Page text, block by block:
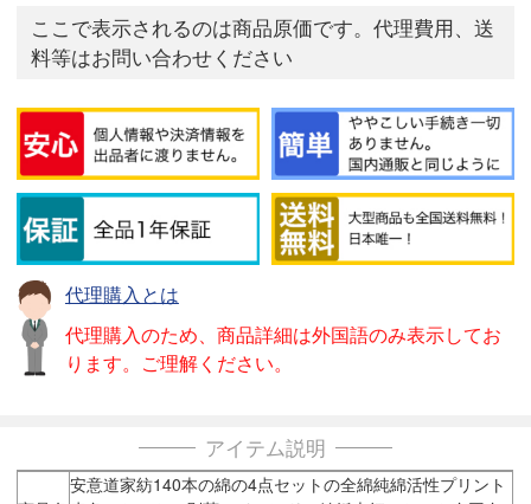
ここで表示されるのは商品原価です。代理費用、送
料等はお問い合わせください
代理購入とは
代理購入のため、商品詳細は外国語のみ表示してお
ります。ご理解ください。
アイテム説明
安意道家紡140本の綿の4点セットの全綿純綿活性プリント